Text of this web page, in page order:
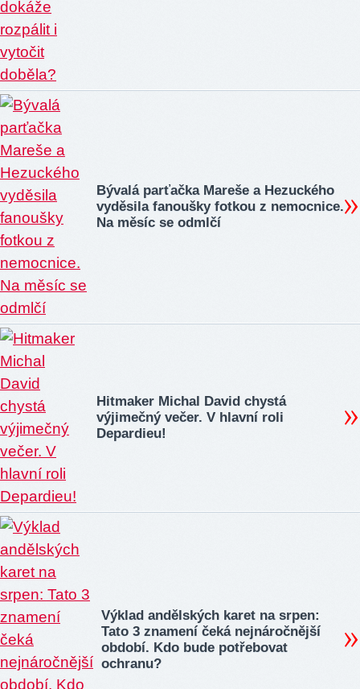
Bývalá parťačka Mareše a Hezuckého
vyděsila fanoušky fotkou z nemocnice.
Na měsíc se odmlčí
Hitmaker Michal David chystá
výjimečný večer. V hlavní roli
Depardieu!
Výklad andělských karet na srpen:
Tato 3 znamení čeká nejnáročnější
období. Kdo bude potřebovat
ochranu?